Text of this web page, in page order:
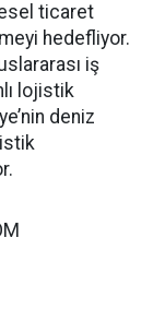
ticaret
hedefliyor.
iş
lojistik
deniz